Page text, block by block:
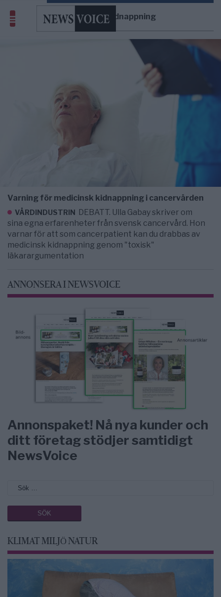
medicinsk kidnappning
Varning för medicinsk kidnappning i cancervården
VÅRDINDUSTRIN DEBATT. Ulla Gabay skriver om
sina egna erfarenheter från svensk cancervård. Hon
varnar för att som cancerpatient kan du drabbas av
medicinsk kidnappning genom "toxisk"
läkarargumentation
ANNONSERA I NEWSVOICE
Annonspaket! Nå nya kunder och
ditt företag stödjer samtidigt
NewsVoice
KLIMAT MILJÖ NATUR